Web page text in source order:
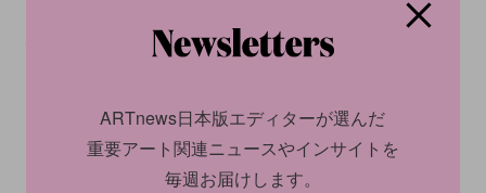
館/SOMPO Museum
ARTnews日本版エディターが選んだ
重要アート関連ニュースやインサイトを
毎週お届けします。